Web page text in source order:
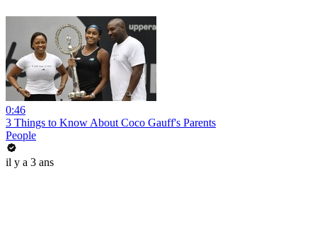
0:46
3 Things to Know About Coco Gauff's Parents
People
il y a 3 ans